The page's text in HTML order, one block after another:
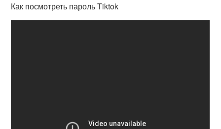
Как посмотреть пароль Tiktok